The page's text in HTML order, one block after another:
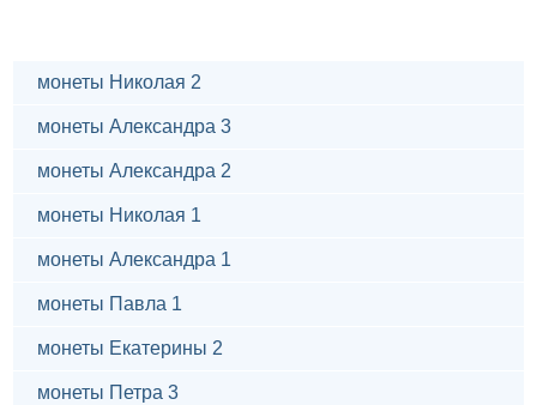
монеты Николая 2
монеты Александра 3
монеты Александра 2
монеты Николая 1
монеты Александра 1
монеты Павла 1
монеты Екатерины 2
монеты Петра 3